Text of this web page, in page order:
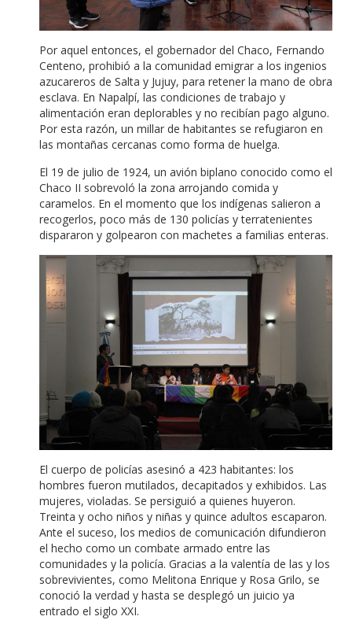
Por aquel entonces, el gobernador del Chaco, Fernando
Centeno, prohibió a la comunidad emigrar a los ingenios
azucareros de Salta y Jujuy, para retener la mano de obra
esclava. En Napalpí, las condiciones de trabajo y
alimentación eran deplorables y no recibían pago alguno.
Por esta razón, un millar de habitantes se refugiaron en
las montañas cercanas como forma de huelga.
El 19 de julio de 1924, un avión biplano conocido como el
Chaco II sobrevoló la zona arrojando comida y
caramelos. En el momento que los indígenas salieron a
recogerlos, poco más de 130 policías y terratenientes
dispararon y golpearon con machetes a familias enteras.
El cuerpo de policías asesinó a 423 habitantes: los
hombres fueron mutilados, decapitados y exhibidos. Las
mujeres, violadas. Se persiguió a quienes huyeron.
Treinta y ocho niños y niñas y quince adultos escaparon.
Ante el suceso, los medios de comunicación difundieron
el hecho como un combate armado entre las
comunidades y la policía. Gracias a la valentía de las y los
sobrevivientes, como Melitona Enrique y Rosa Grilo, se
conoció la verdad y hasta se desplegó un juicio ya
entrado el siglo XXI.